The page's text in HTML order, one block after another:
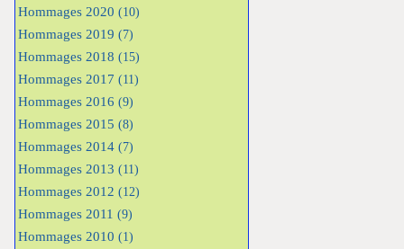
Hommages 2020 (10)
Hommages 2019 (7)
Hommages 2018 (15)
Hommages 2017 (11)
Hommages 2016 (9)
Hommages 2015 (8)
Hommages 2014 (7)
Hommages 2013 (11)
Hommages 2012 (12)
Hommages 2011 (9)
Hommages 2010 (1)